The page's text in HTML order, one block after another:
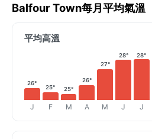
Balfour Town每月平均氣溫
平均高溫
26°
J
25°
F
25°
M
26°
A
27°
M
28°
J
28°
J